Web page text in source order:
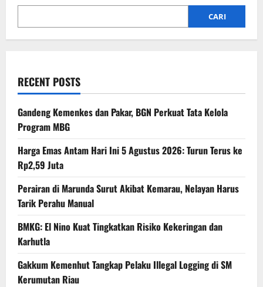
CARI
RECENT POSTS
Gandeng Kemenkes dan Pakar, BGN Perkuat Tata Kelola
Program MBG
Harga Emas Antam Hari Ini 5 Agustus 2026: Turun Terus ke
Rp2,59 Juta
Perairan di Marunda Surut Akibat Kemarau, Nelayan Harus
Tarik Perahu Manual
BMKG: El Nino Kuat Tingkatkan Risiko Kekeringan dan
Karhutla
Gakkum Kemenhut Tangkap Pelaku Illegal Logging di SM
Kerumutan Riau